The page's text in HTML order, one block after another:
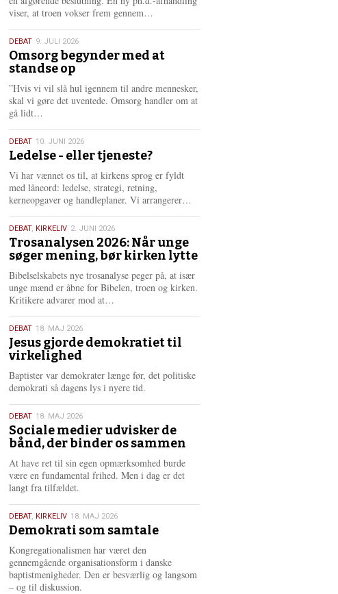
viser, at troen vokser frem gennem…
e
e
9.
juli
2026
DEBAT 9. JULI 2026
Omsorg begynder med at
standse op
”Hvis vi vil slå hul igennem til andre mennesker,
skal vi gøre det uventede. Omsorg handler om at
gå lidt…
s
e
r
e
10.
juni
2026
DEBAT 10. JUNI 2026
Ledelse - eller tjeneste?
Vi har vænnet os til, at kirkens sprog er fyldt
med låneord: ledelse, strategi, retning,
kerneopgaver og handleplaner. Vi arrangerer…
r
e
2.
juni
2026
DEBAT, KIRKELIV 2. JUNI 2026
Trosanalysen 2026: Når unge
søger mening, bør kirken lytte
Bibelselskabets nye trosanalyse peger på, at især
unge mænd er åbne for Bibelen, troen og kirken.
Kritikere advarer mod at…
e
e
18.
maj
2026
DEBAT 18. MAJ 2026
Jesus gjorde demokratiet til
virkelighed
Baptister var demokrater længe før, det politiske
demokrati så dagens lys i nyere tid.
18.
maj
2026
DEBAT 18. MAJ 2026
Sociale medier udvisker de
bånd, der binder os sammen
At have ret til sin egen opmærksomhed burde
være en fundamental frihed. Men i dag er det
langt fra tilfældet.
18.
maj
2026
DEBAT, KIRKELIV 18. MAJ 2026
Demokrati som samtale
Kongregationalismen har været den
gennemgående organisationsform i danske
baptistmenigheder. Den er besværlig og langsom
– og til diskussion.